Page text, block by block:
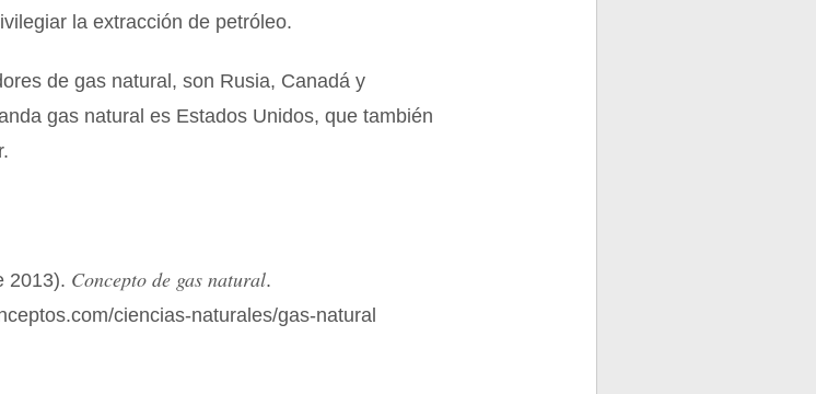
la extracción de petróleo.
de gas natural, son Rusia, Canadá y
gas natural es Estados Unidos, que también
2013). Concepto de gas natural.
ciencias-naturales/gas-natural